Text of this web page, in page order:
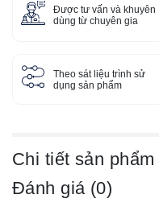
Được tư vấn và khuyên
dùng từ chuyên gia
Theo sát liệu trình sử
dụng sản phẩm
Chi tiết sản phẩm
Đánh giá (0)